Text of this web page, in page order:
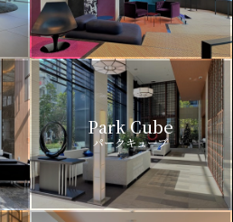
Park Cube
パークキューブ